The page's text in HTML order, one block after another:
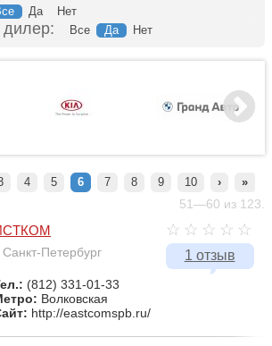
Да Нет
Все Да Нет
4 5 6 7 8 9 10 › »
51—60 из 123.
1 отзыв
Санкт-Петербург
(812) 331-01-33
Волковская
http://eastcomspb.ru/